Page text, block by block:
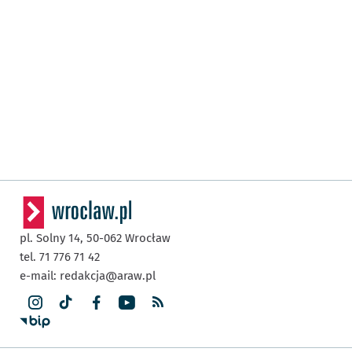
pl. Solny 14, 50-062 Wrocław
tel. 71 776 71 42
e-mail: redakcja@araw.pl